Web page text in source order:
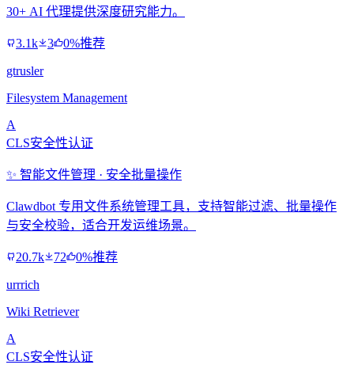
30+ AI 代理提供深度研究能力。
3.1k 3 0%推荐
gtrusler
Filesystem Management
A
CLS安全性认证
✨ 智能文件管理 · 安全批量操作
Clawdbot 专用文件系统管理工具，支持智能过滤、批量操作
与安全校验，适合开发运维场景。
20.7k 72 0%推荐
urrrich
Wiki Retriever
A
CLS安全性认证